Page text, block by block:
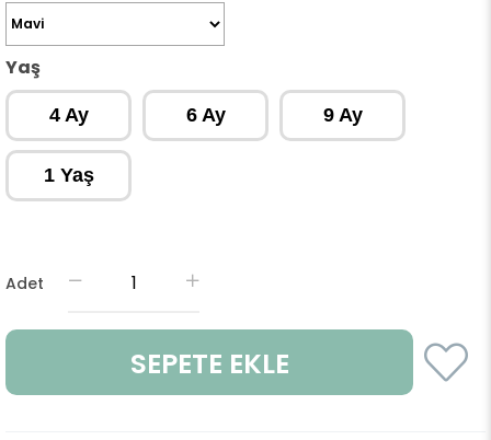
Yaş
4 Ay 6 Ay 9 Ay
1 Yaş
Adet